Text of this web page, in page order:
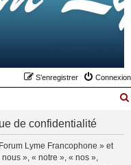
Connexion
S’enregistrer
de confidentialité
Lyme Francophone » et
», « notre », « nos »,